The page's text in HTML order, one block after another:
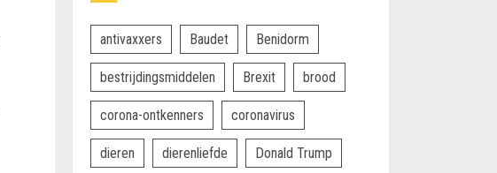
antivaxxers Baudet Benidorm
bestrijdingsmiddelen Brexit brood
corona-ontkenners coronavirus
dieren dierenliefde Donald Trump